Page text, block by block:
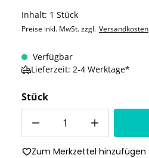
Inhalt: 1 Stück
Preise inkl. MwSt. zzgl. Versandkosten
Verfügbar
Lieferzeit: 2-4 Werktage*
Stück
Zum Merkzettel hinzufügen